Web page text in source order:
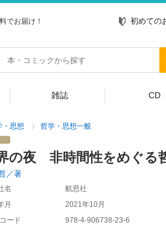
でお届け！ 初めての
雑誌 CD
・思想 哲学・思想一般
の夜 非時間性をめぐる
／著
名
航思社
月
2021年10月
ード
978-4-906738-23-6